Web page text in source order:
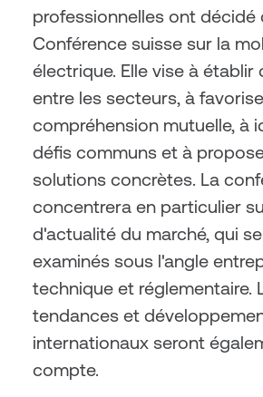
professionnelles ont décidé
Conférence suisse sur la
électrique. Elle vise à établir
entre les secteurs, à
compréhension mutuelle, à
défis communs et à
solutions concrètes. La
concentrera en particulier
d'actualité du marché, qui
examinés sous l'angle
technique et réglementaire.
tendances et
internationaux seront
compte.